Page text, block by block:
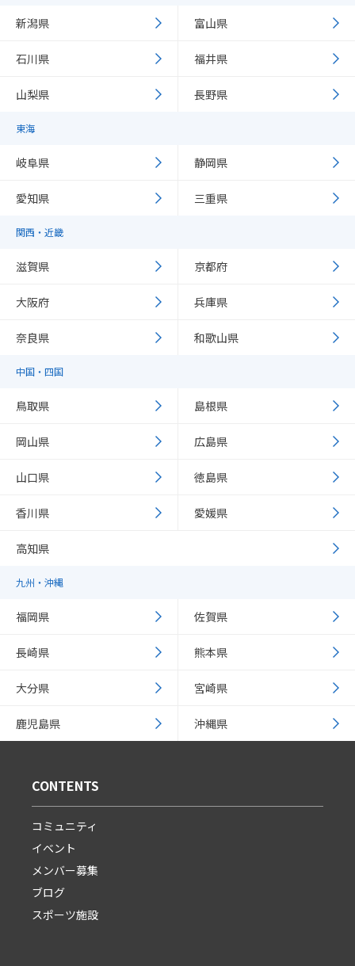
新潟県 富山県
石川県 福井県
山梨県 長野県
東海
岐阜県 静岡県
愛知県 三重県
関西・近畿
滋賀県 京都府
大阪府 兵庫県
奈良県 和歌山県
中国・四国
鳥取県 島根県
岡山県 広島県
山口県 徳島県
香川県 愛媛県
高知県
九州・沖縄
福岡県 佐賀県
長崎県 熊本県
大分県 宮崎県
鹿児島県 沖縄県
CONTENTS
コミュニティ
イベント
メンバー募集
ブログ
スポーツ施設